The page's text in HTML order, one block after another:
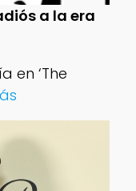
a la era
en ‘The